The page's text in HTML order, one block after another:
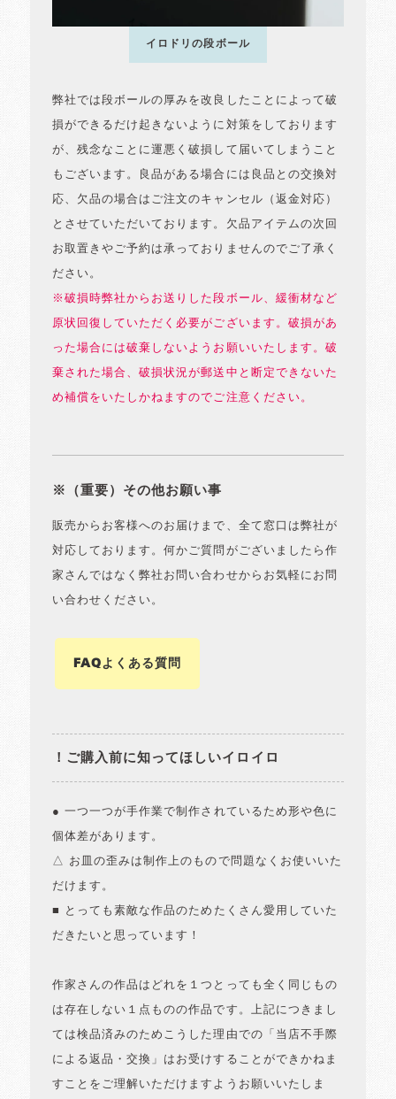
イロドリの段ボール
弊社では段ボールの厚みを改良したことによって破
損ができるだけ起きないように対策をしております
が、残念なことに運悪く破損して届いてしまうこと
もございます。良品がある場合には良品との交換対
応、欠品の場合はご注文のキャンセル（返金対応）
とさせていただいております。欠品アイテムの次回
お取置きやご予約は承っておりませんのでご了承く
ださい。
※破損時弊社からお送りした段ボール、緩衝材など
原状回復していただく必要がございます。破損があ
った場合には破棄しないようお願いいたします。破
棄された場合、破損状況が郵送中と断定できないた
め補償をいたしかねますのでご注意ください。
※（重要）その他お願い事
販売からお客様へのお届けまで、全て窓口は弊社が
対応しております。何かご質問がございましたら作
家さんではなく弊社お問い合わせからお気軽にお問
い合わせください。
FAQよくある質問
！ご購入前に知ってほしいイロイロ
● 一つ一つが手作業で制作されているため形や色に
個体差があります。
△ お皿の歪みは制作上のもので問題なくお使いいた
だけます。
■ とっても素敵な作品のためたくさん愛用していた
だきたいと思っています！
作家さんの作品はどれを１つとっても全く同じもの
は存在しない１点ものの作品です。上記につきまし
ては検品済みのためこうした理由での「当店不手際
による返品・交換」はお受けすることができかねま
すことをご理解いただけますようお願いいたしま